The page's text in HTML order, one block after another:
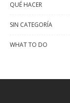
QUÉ HACER
SIN CATEGORÍA
WHAT TO DO